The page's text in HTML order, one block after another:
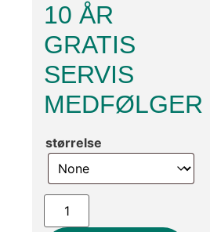
10 ÅR
GRATIS
SERVIS
MEDFØLGER
størrelse